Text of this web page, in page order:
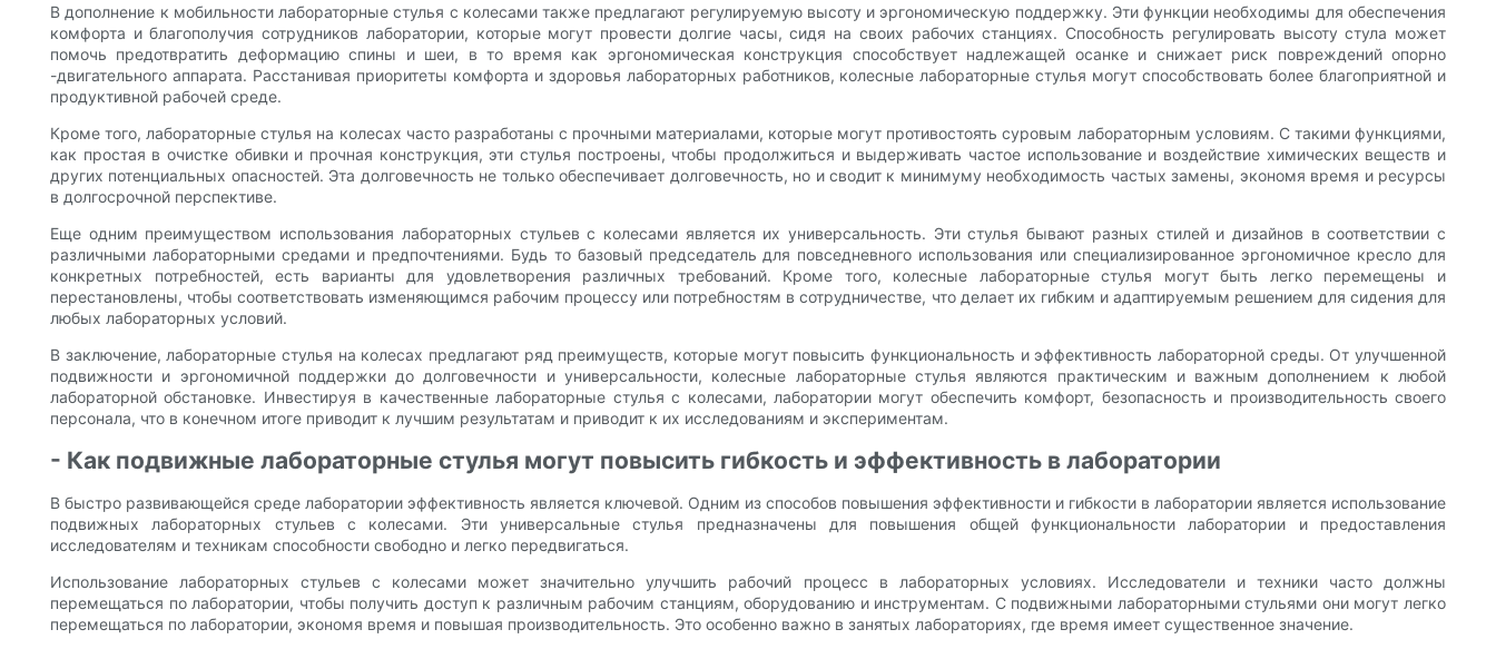
В дополнение к мобильности лабораторные стулья с колесами также предлагают регулируемую высоту и эргономическую поддержку. Эти функции необходимы для обеспечения
комфорта и благополучия сотрудников лаборатории, которые могут провести долгие часы, сидя на своих рабочих станциях. Способность регулировать высоту стула может
помочь предотвратить деформацию спины и шеи, в то время как эргономическая конструкция способствует надлежащей осанке и снижает риск повреждений опорно
-двигательного аппарата. Расстанивая приоритеты комфорта и здоровья лабораторных работников, колесные лабораторные стулья могут способствовать более благоприятной и
продуктивной рабочей среде.
Кроме того, лабораторные стулья на колесах часто разработаны с прочными материалами, которые могут противостоять суровым лабораторным условиям. С такими функциями,
как простая в очистке обивки и прочная конструкция, эти стулья построены, чтобы продолжиться и выдерживать частое использование и воздействие химических веществ и
других потенциальных опасностей. Эта долговечность не только обеспечивает долговечность, но и сводит к минимуму необходимость частых замены, экономя время и ресурсы
в долгосрочной перспективе.
Еще одним преимуществом использования лабораторных стульев с колесами является их универсальность. Эти стулья бывают разных стилей и дизайнов в соответствии с
различными лабораторными средами и предпочтениями. Будь то базовый председатель для повседневного использования или специализированное эргономичное кресло для
конкретных потребностей, есть варианты для удовлетворения различных требований. Кроме того, колесные лабораторные стулья могут быть легко перемещены и
перестановлены, чтобы соответствовать изменяющимся рабочим процессу или потребностям в сотрудничестве, что делает их гибким и адаптируемым решением для сидения для
любых лабораторных условий.
В заключение, лабораторные стулья на колесах предлагают ряд преимуществ, которые могут повысить функциональность и эффективность лабораторной среды. От улучшенной
подвижности и эргономичной поддержки до долговечности и универсальности, колесные лабораторные стулья являются практическим и важным дополнением к любой
лабораторной обстановке. Инвестируя в качественные лабораторные стулья с колесами, лаборатории могут обеспечить комфорт, безопасность и производительность своего
персонала, что в конечном итоге приводит к лучшим результатам и приводит к их исследованиям и экспериментам.
- Как подвижные лабораторные стулья могут повысить гибкость и эффективность в лаборатории
В быстро развивающейся среде лаборатории эффективность является ключевой. Одним из способов повышения эффективности и гибкости в лаборатории является использование
подвижных лабораторных стульев с колесами. Эти универсальные стулья предназначены для повышения общей функциональности лаборатории и предоставления
исследователям и техникам способности свободно и легко передвигаться.
Использование лабораторных стульев с колесами может значительно улучшить рабочий процесс в лабораторных условиях. Исследователи и техники часто должны
перемещаться по лаборатории, чтобы получить доступ к различным рабочим станциям, оборудованию и инструментам. С подвижными лабораторными стульями они могут легко
перемещаться по лаборатории, экономя время и повышая производительность. Это особенно важно в занятых лабораториях, где время имеет существенное значение.